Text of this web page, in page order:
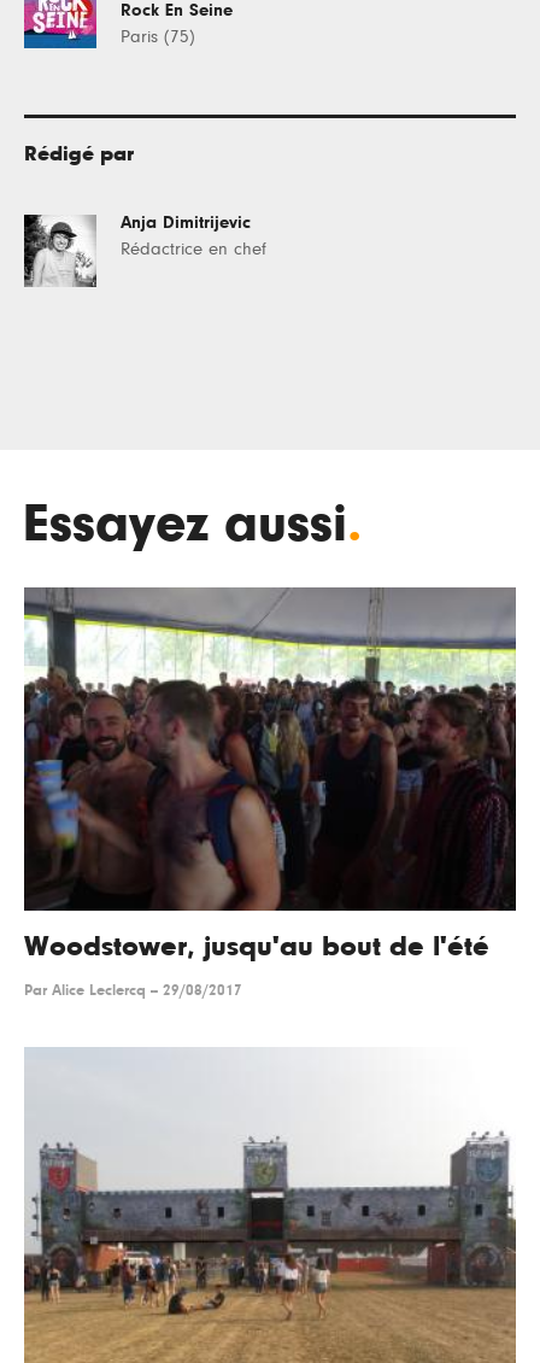
Rock En Seine
Paris (75)
Rédigé par
Anja Dimitrijevic
Rédactrice en chef
Essayez aussi.
Woodstower, jusqu'au bout de l'été
Par Alice Leclercq -- 29/08/2017